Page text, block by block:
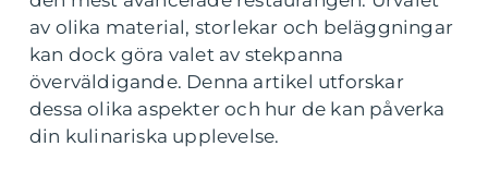
av olika material, storlekar och beläggningar
kan dock göra valet av stekpanna
överväldigande. Denna artikel utforskar
dessa olika aspekter och hur de kan påverka
din kulinariska upplevelse.